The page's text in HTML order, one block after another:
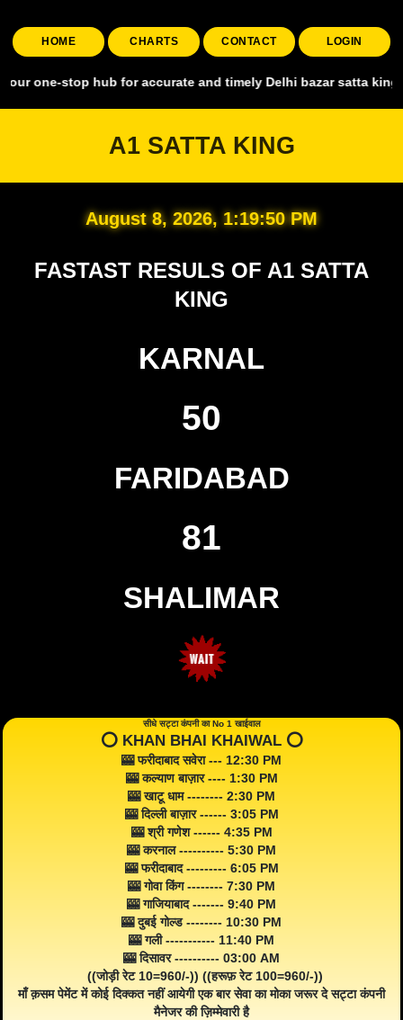
HOME CHARTS CONTACT LOGIN
hub for accurate and timely Delhi bazar satta king,
A1 SATTA KING
August 8, 2026, 1:19:51 PM
FASTAST RESULS OF A1 SATTA
KING
KARNAL
50
FARIDABAD
81
SHALIMAR
सीधे सट्टा कंपनी का No 1 खाईवाल
⭕️ KHAN BHAI KHAIWAL ⭕️
🎰 फरीदाबाद सवेरा --- 12:30 PM
🎰 कल्याण बाज़ार ---- 1:30 PM
🎰 खाटू धाम -------- 2:30 PM
🎰 दिल्ली बाज़ार ------ 3:05 PM
🎰 श्री गणेश ------ 4:35 PM
🎰 करनाल ---------- 5:30 PM
🎰 फरीदाबाद --------- 6:05 PM
🎰 गोवा किंग -------- 7:30 PM
🎰 गाजियाबाद ------- 9:40 PM
🎰 दुबई गोल्ड -------- 10:30 PM
🎰 गली ----------- 11:40 PM
🎰 दिसावर ---------- 03:00 AM
((जोड़ी रेट 10=960/-)) ((हरूफ़ रेट 100=960/-))
माँ क़सम पेमेंट में कोई दिक्कत नहीं आयेगी एक बार सेवा का मोका जरूर दे सट्टा कंपनी
मैनेजर की ज़िम्मेवारी है